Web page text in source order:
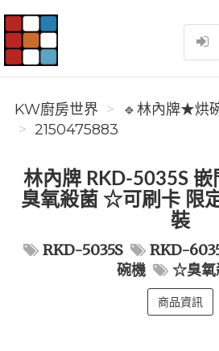
KW廚房世界
KW廚房世界
🔹林內牌★烘
2150475883
林內牌 RKD-5035S
臭氧殺菌 ☆可刷卡 限
裝
RKD-5035S RKD-
碗機
☆臭氧
商品資訊